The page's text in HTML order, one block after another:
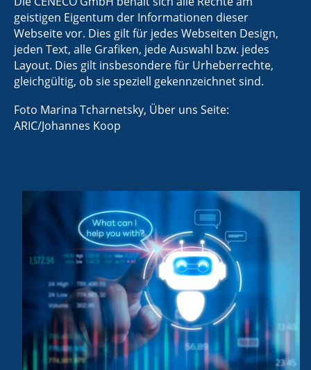
geistigen Eigentum der Informationen dieser
Webseite vor. Dies gilt für jedes Webseiten Design,
jeden Text, alle Grafiken, jede Auswahl bzw. jedes
Layout. Dies gilt insbesondere für Urheberrechte,
gleichgültig, ob sie speziell gekennzeichnet sind.
Foto Marina Tcharnetsky, Über uns Seite:
ARIC/Johannes Koop